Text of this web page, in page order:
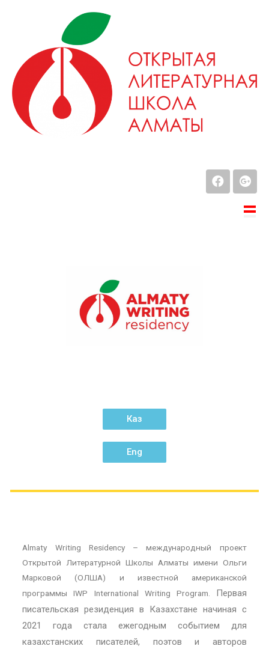
¶ ПРЕПОДАВАТЕЛИ
Каз
Eng
Almaty Writing Residency– международный проект
Открытой Литературной Школы Алматы имени Ольги
Марковой (ОЛША) и известной американской
программыIWP International Writing Program. Первая
писательская резиденция в Казахстане начиная с
2021 года стала ежегодным событием для
казахстанских писателей, поэтов и авторов